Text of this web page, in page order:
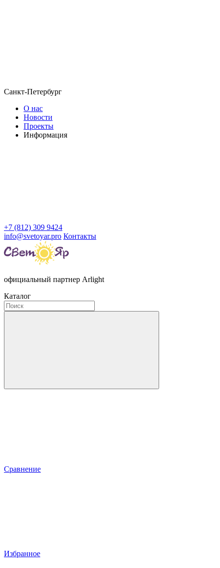
Санкт-Петербург
О нас
Новости
Проекты
Информация
+7 (812) 309 9424
info@svetoyar.pro Контакты
официальный партнер Arlight
Каталог
Сравнение
Избранное